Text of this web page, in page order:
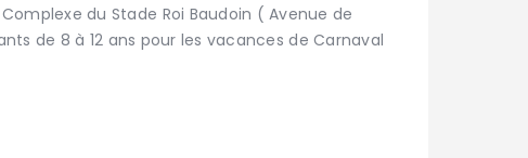
du Stade Roi Baudoin ( Avenue de
de 8 à 12 ans pour les vacances de Carnaval